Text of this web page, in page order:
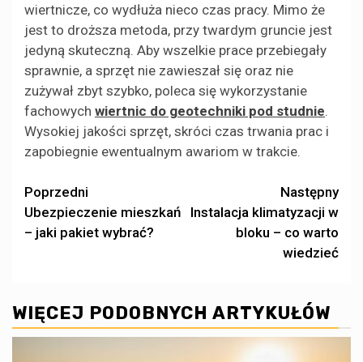
wiertnicze, co wydłuża nieco czas pracy. Mimo że
jest to droższa metoda, przy twardym gruncie jest
jedyną skuteczną. Aby wszelkie prace przebiegały
sprawnie, a sprzęt nie zawieszał się oraz nie
zużywał zbyt szybko, poleca się wykorzystanie
fachowych wiertnic do geotechniki pod studnie.
Wysokiej jakości sprzęt, skróci czas trwania prac i
zapobiegnie ewentualnym awariom w trakcie.
Zobacz
wpisy
Poprzedni
Ubezpieczenie mieszkań
– jaki pakiet wybrać?
Następny
Instalacja klimatyzacji w
bloku – co warto
wiedzieć
WIĘCEJ PODOBNYCH ARTYKUŁÓW